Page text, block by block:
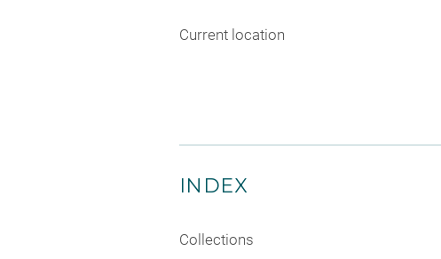
Current location
INDEX
Collections